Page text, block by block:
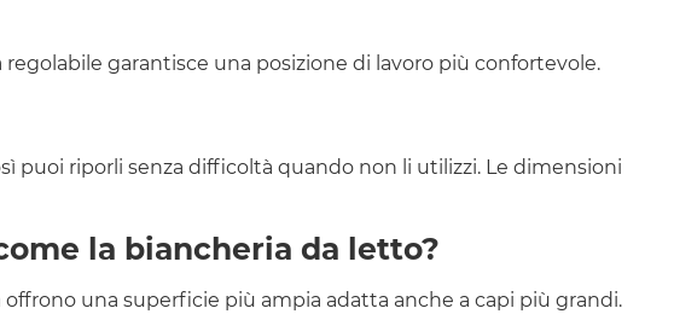
garantisce una posizione di lavoro più confortevole.
puoi riporli senza difficoltà quando non li utilizzi. Le dimensioni
la biancheria da letto?
una superficie più ampia adatta anche a capi più grandi.